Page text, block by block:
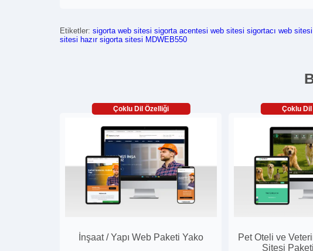
Etiketler: sigorta web sitesi sigorta acentesi web sitesi sigortacı web sitesi
sitesi hazır sigorta sitesi MDWEB550
Çoklu Dil Özelliği
İnşaat / Yapı Web Paketi Yako
Çoklu
Pet Oteli ve
Sitesi